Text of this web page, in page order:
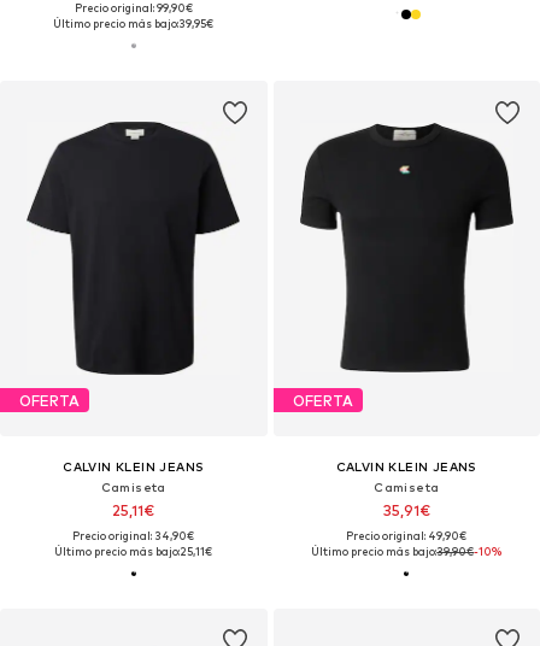
Precio original: 99,90€
Último precio más bajo:39,95€
OFERTA
CALVIN KLEIN JEANS
Camiseta
25,11€
Precio original: 34,90€
Último precio más bajo:25,11€
OFERTA
CALVIN KLEIN JEANS
Camiseta
35,91€
Precio original: 49,90€
Último precio más bajo:39,90€-10%